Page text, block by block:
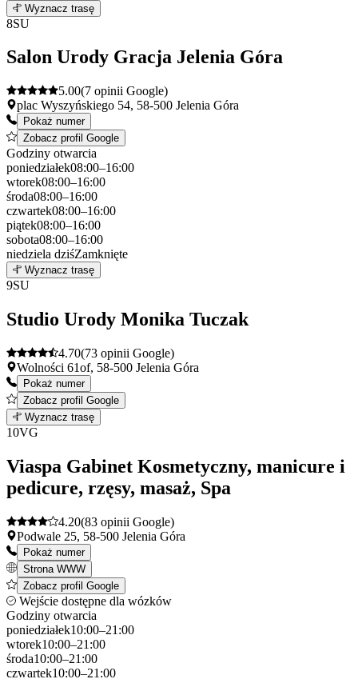
+
−
Wyznacz trasę
8SU
Salon Urody Gracja Jelenia Góra
5.00(7 opinii Google)
plac Wyszyńskiego 54, 58-500 Jelenia Góra
Pokaż numer
Zobacz profil Google
Godziny otwarcia
poniedziałek08:00–16:00
wtorek08:00–16:00
środa08:00–16:00
czwartek08:00–16:00
piątek08:00–16:00
sobota08:00–16:00
niedziela dziśZamknięte
+
Wyznacz trasę
9SU
Studio Urody Monika Tuczak
4.70(73 opinii Google)
Wolności 61of, 58-500 Jelenia Góra
Pokaż numer
Zobacz profil Google
+
Wyznacz trasę
10VG
Viaspa Gabinet Kosmetyczny, manicure i
pedicure, rzęsy, masaż, Spa
4.20(83 opinii Google)
Podwale 25, 58-500 Jelenia Góra
Pokaż numer
Strona WWW
Zobacz profil Google
Wejście dostępne dla wózków
Godziny otwarcia
poniedziałek10:00–21:00
wtorek10:00–21:00
środa10:00–21:00
czwartek10:00–21:00